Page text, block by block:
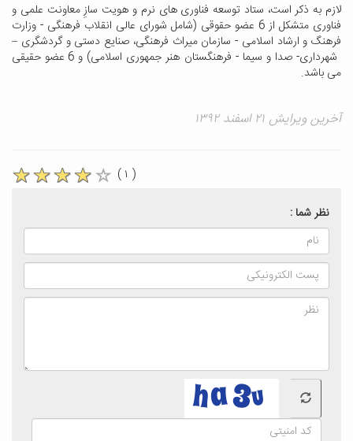
لازم به ذکر است، ستاد توسعه فناوری های نرم و هویت سازِ معاونت علمی و
فناوری متشکل از 6 عضو حقوقی (شامل شورای عالی انقلاب فرهنگی - وزارت
فرهنگ و ارشاد اسلامی - سازمان میراث فرهنگی، صنایع دستی و گردشگری –
شهرداری- صدا و سیما - فرهنگستان هنر جمهوری اسلامی) و 6 عضو حقیقی
می باشد.
آخرین ویرایش ۲۱ اسفند ۱۳۹۲
( ۱ )
نظر شما :